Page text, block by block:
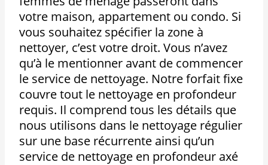
votre maison, appartement ou condo. Si
vous souhaitez spécifier la zone à
nettoyer, c’est votre droit. Vous n’avez
qu’à le mentionner avant de commencer
le service de nettoyage. Notre forfait fixe
couvre tout le nettoyage en profondeur
requis. Il comprend tous les détails que
nous utilisons dans le nettoyage régulier
sur une base récurrente ainsi qu’un
service de nettoyage en profondeur axé